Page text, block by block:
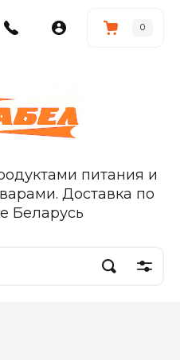
0
питания и
Доставка по
Беларусь